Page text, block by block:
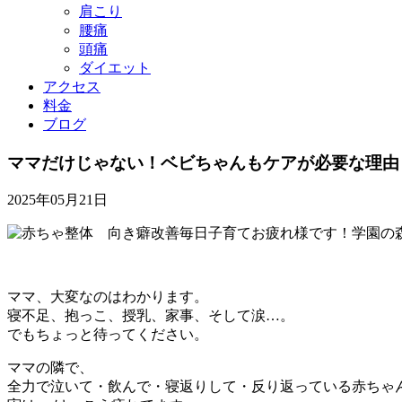
肩こり
腰痛
頭痛
ダイエット
アクセス
料金
ブログ
ママだけじゃない！ベビちゃんもケアが必要な理由
2025年05月21日
毎日子育てお疲れ様です！学園の
ママ、大変なのはわかります。
寝不足、抱っこ、授乳、家事、そして涙…。
でもちょっと待ってください。
ママの隣で、
全力で泣いて・飲んで・寝返りして・反り返っている赤ちゃ